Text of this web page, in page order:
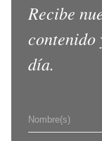
Recibe
contenido
día.